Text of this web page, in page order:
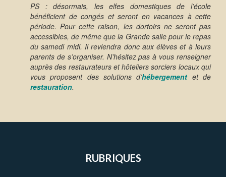
PS : désormais, les elfes domestiques de l’école
bénéficient de congés et seront en vacances à cette
période. Pour cette raison, les dortoirs ne seront pas
accessibles, de même que la Grande salle pour le repas
du samedi midi. Il reviendra donc aux élèves et à leurs
parents de s’organiser. N’hésitez pas à vous renseigner
auprès des restaurateurs et hôteliers sorciers locaux qui
vous proposent des solutions d’hébergement et de
restauration.
RUBRIQUES